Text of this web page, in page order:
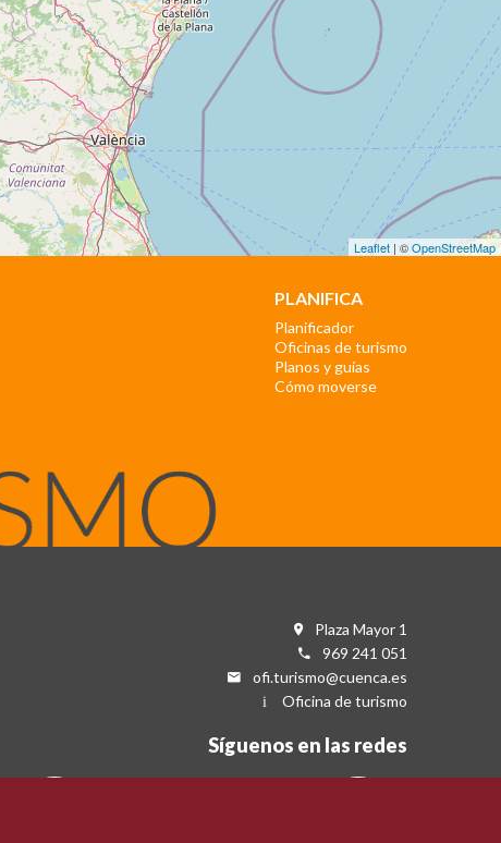
Leaflet | ©OpenStreetMap
PLANIFICA
Planificador
Oficinas de turismo
Planos y guías
Cómo moverse
Plaza Mayor 1
969 241 051
ofi.turismo@cuenca.es
Oficina de turismo
Síguenos en las redes